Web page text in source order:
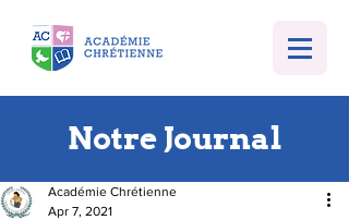
Notre Journal
Académie Chrétienne
Apr 7, 2021